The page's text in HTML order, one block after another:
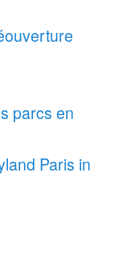
parcs en
Paris in